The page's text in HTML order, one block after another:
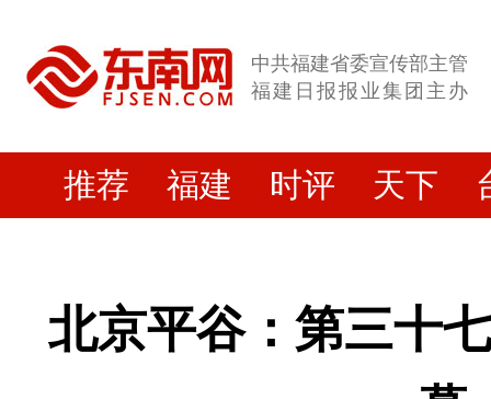
中共福建省委宣传部主管
福建日报报业集团主办
推荐 福建 时评 天下
北京平谷：第三十